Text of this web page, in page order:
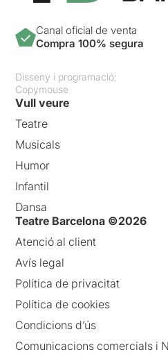
Canal oficial de venta
Compra 100% segura
Disseny i programació:
Copymouse
Vull veure
Teatre
Musicals
Humor
Infantil
Dansa
Teatre Barcelona ©2026
Atenció al client
Avís legal
Política de privacitat
Política de cookies
Condicions d’ús
Comunicacions comercials i